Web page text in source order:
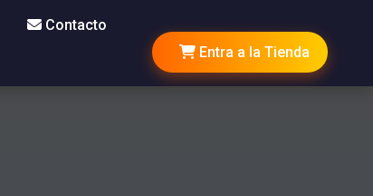
Contacto
Entra a la Tienda